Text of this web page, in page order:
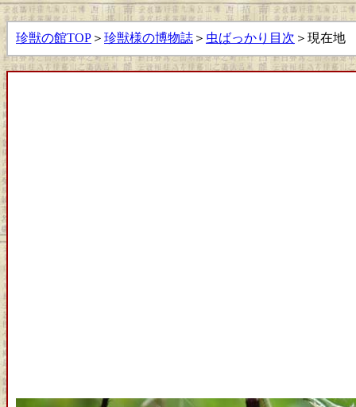
珍獣の館TOP ＞ 珍獣様の博物誌 ＞ 虫ばっかり目次 ＞現在地